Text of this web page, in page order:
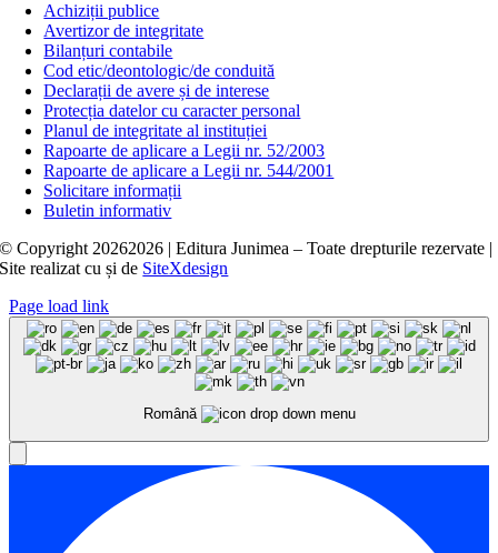
Achiziții publice
Avertizor de integritate
Bilanțuri contabile
Cod etic/deontologic/de conduită
Declarații de avere și de interese
Protecția datelor cu caracter personal
Planul de integritate al instituției
Rapoarte de aplicare a Legii nr. 52/2003
Rapoarte de aplicare a Legii nr. 544/2001
Solicitare informații
Buletin informativ
© Copyright 20262026 | Editura Junimea – Toate drepturile rezervate |
Site realizat cușide SiteXdesign
Page load link
Română